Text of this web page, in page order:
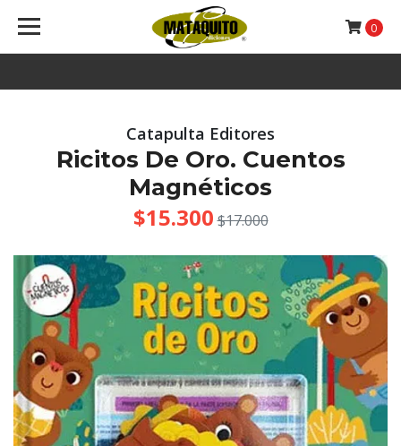
0
Catapulta Editores
Ricitos De Oro. Cuentos
Magnéticos
$15.300 $17.000